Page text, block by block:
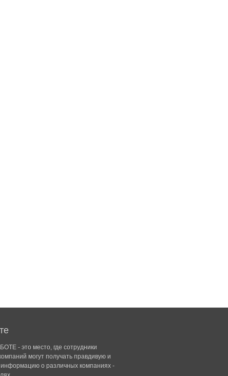
- это место, где сотрудники
могут получать правдивую и
информацию о различных компаниях -